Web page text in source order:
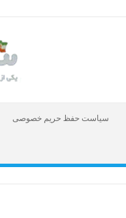
سیاست حفظ حریم خصوصی